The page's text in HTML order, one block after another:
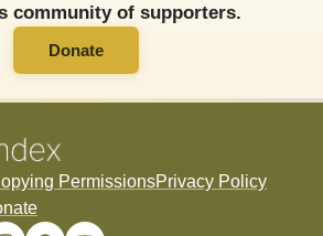
community of supporters.
Donate
PermissionsPrivacy Policy